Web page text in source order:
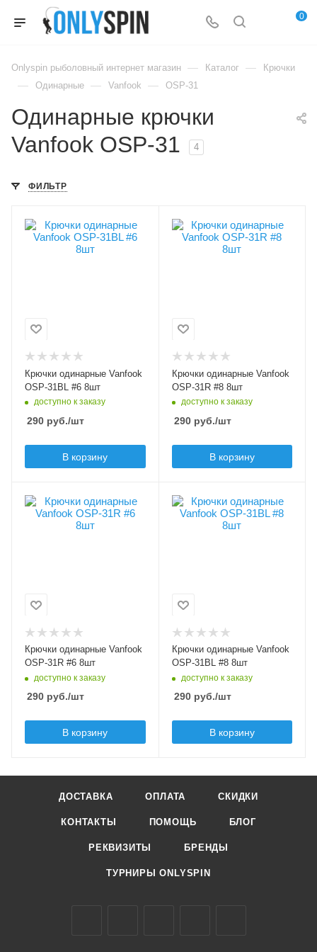
0
Onlyspin рыболовный интернет магазин — Каталог — Крючки
— Одинарные — Vanfook — OSP-31
Одинарные крючки
Vanfook OSP-31
4
ФИЛЬТР
Модель крючков
Vanfook OSP-31
Цвет крючка
Бородка
безбородые
Крючки одинарные Vanfook
OSP-31BL #6 8шт
доступно к заказу
290 руб./шт
В корзину
Модель крючков
Vanfook OSP-31
Цвет крючка
Бородка
безбородые
Крючки одинарные Vanfook
OSP-31R #8 8шт
доступно к заказу
290руб./шт
В корзину
Модель крючков
Vanfook OSP-31
Цвет крючка
Бородка
безбородые
Крючки одинарные Vanfook
OSP-31R #6 8шт
доступно к заказу
290 руб./шт
В корзину
Модель крючков
Vanfook OSP-31
Цвет крючка
Бородка
безбородые
Крючки одинарные Vanfook
OSP-31BL #8 8шт
доступно к заказу
290руб./шт
В корзину
ДОСТАВКА ОПЛАТА СКИДКИ
КОНТАКТЫ ПОМОЩЬ БЛОГ
РЕКВИЗИТЫ БРЕНДЫ
ТУРНИРЫ ONLYSPIN